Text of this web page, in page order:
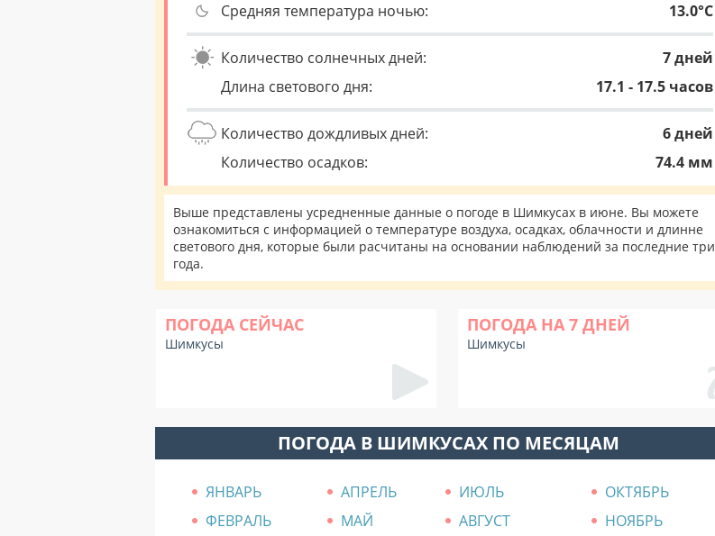
Средняя температура ночью:
13.0°C
Количество солнечных дней:
7 дней
Длина светового дня:
17.1 - 17.5 часов
Количество дождливых дней:
6 дней
Количество осадков:
74.4 мм
Выше представлены усредненные данные о погоде в Шимкусах в июне. Вы можете
ознакомиться с информацией о температуре воздуха, осадках, облачности и длинне
светового дня, которые были расчитаны на основании наблюдений за последние три
года.
ПОГОДА СЕЙЧАС
Шимкусы
ПОГОДА НА 7 ДНЕЙ
Шимкусы
ПОГОДА В ШИМКУСАХ ПО МЕСЯЦАМ
ЯНВАРЬ АПРЕЛЬ ИЮЛЬ
ОКТЯБРЬ
ФЕВРАЛЬ
МАЙ АВГУСТ
НОЯБРЬ